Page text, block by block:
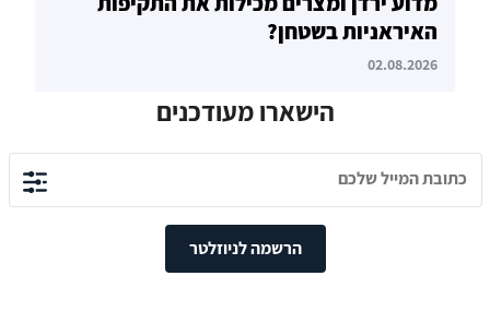
האיראניות בשטחן?
02.08.2026
הישארו מעודכנים
הרשמה לניוזלטר